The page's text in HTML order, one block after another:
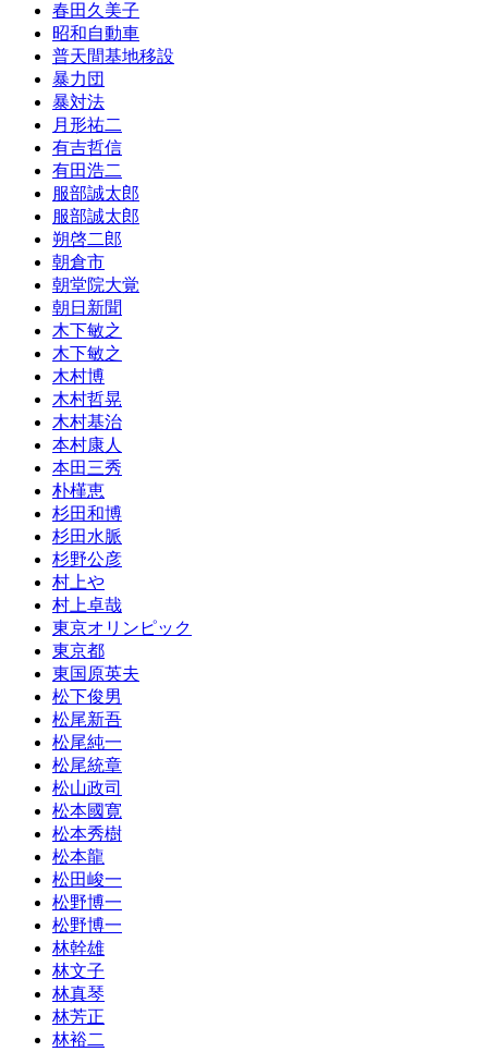
春田久美子
昭和自動車
普天間基地移設
暴力団
暴対法
月形祐二
有吉哲信
有田浩二
服部誠太郎
服部誠太郎
朔啓二郎
朝倉市
朝堂院大覚
朝日新聞
木下敏之
木下敏之
木村博
木村哲晃
木村基治
本村康人
本田三秀
朴槿恵
杉田和博
杉田水脈
杉野公彦
村上や
村上卓哉
東京オリンピック
東京都
東国原英夫
松下俊男
松尾新吾
松尾純一
松尾統章
松山政司
松本國寛
松本秀樹
松本龍
松田峻一
松野博一
松野博一
林幹雄
林文子
林真琴
林芳正
林裕二